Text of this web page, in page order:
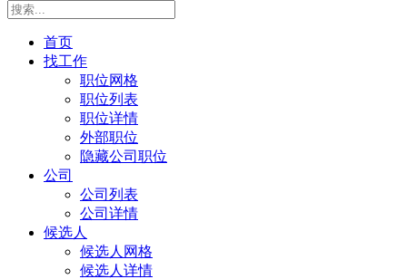
首页
找工作
职位网格
职位列表
职位详情
外部职位
隐藏公司职位
公司
公司列表
公司详情
候选人
候选人网格
候选人详情